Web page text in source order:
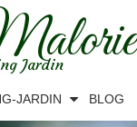
Jardin
JARDIN BLOG